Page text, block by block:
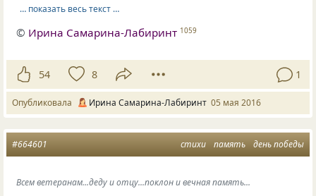
… показать весь текст …
© Ирина Самарина-Лабиринт 1059
54 8 1
Опубликовала Ирина Самарина-Лабиринт 05 мая 2016
стихи память день победы
#664601
Всем ветеранам...деду и отцу...поклон и вечная память...